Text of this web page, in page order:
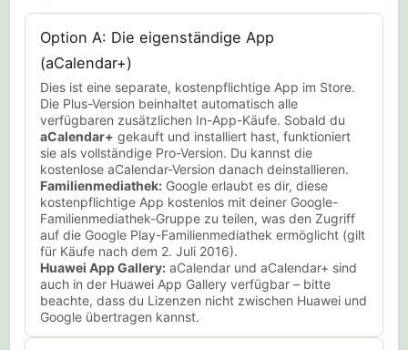
Option A: Die eigenständige App
(aCalendar+)
Dies ist eine separate, kostenpflichtige App im Store.
Die Plus-Version beinhaltet automatisch alle
verfügbaren zusätzlichen In-App-Käufe. Sobald du
aCalendar+ gekauft und installiert hast, funktioniert
sie als vollständige Pro-Version. Du kannst die
kostenlose aCalendar-Version danach deinstallieren.
Familienmediathek: Google erlaubt es dir, diese
kostenpflichtige App kostenlos mit deiner Google-
Familienmediathek-Gruppe zu teilen, was den Zugriff
auf die Google Play-Familienmediathek ermöglicht (gilt
für Käufe nach dem 2. Juli 2016).
Huawei App Gallery: aCalendar und aCalendar+ sind
auch in der Huawei App Gallery verfügbar – bitte
beachte, dass du Lizenzen nicht zwischen Huawei und
Google übertragen kannst.